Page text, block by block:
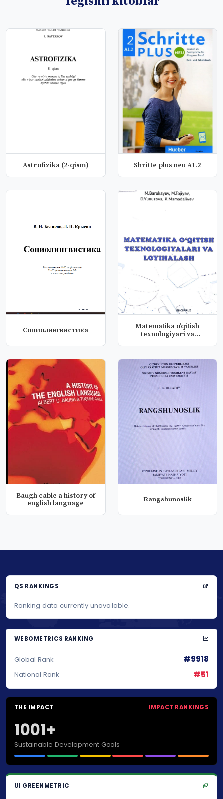
Astrofizika (2-qism) Shritte plus neu A1.2
Социолингвистика
Matematika o'qitish
texnologiyari va
Baugh cable a history of
english language
Rangshunoslik
QS RANKINGS
Ranking data currently unavailable.
WEBOMETRICS RANKING
Global Rank #9918
National Rank #51
THE IMPACT IMPACT RANKINGS
1001+
Sustainable Development Goals
UI GREENMETRIC